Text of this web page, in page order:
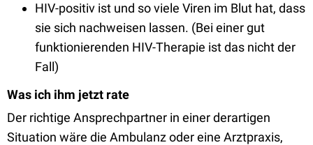
HIV-positiv ist und so viele Viren im Blut hat, dass
sie sich nachweisen lassen. (Bei einer gut
funktionierenden HIV-Therapie ist das nicht der
Fall)
Was ich ihm jetzt rate
Der richtige Ansprechpartner in einer derartigen
Situation wäre die Ambulanz oder eine Arztpraxis,